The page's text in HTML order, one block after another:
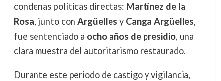
condenas políticas directas: Martínez de la
Rosa, junto con Argüelles y Canga Argüelles,
fue sentenciado a ocho años de presidio, una
clara muestra del autoritarismo restaurado.
Durante este periodo de castigo y vigilancia,